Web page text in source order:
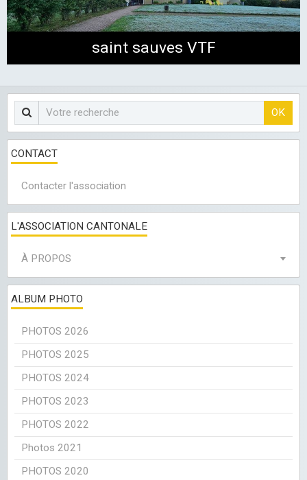
LES CLUBS
saint sauves VTF
OK
CONTACT
Contacter l'association
L'ASSOCIATION CANTONALE
À PROPOS
ALBUM PHOTO
PHOTOS 2026
PHOTOS 2025
PHOTOS 2024
PHOTOS 2023
PHOTOS 2022
Photos 2021
PHOTOS 2020